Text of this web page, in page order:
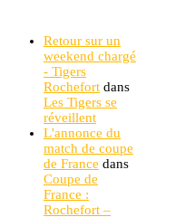
Retour sur un
weekend chargé
- Tigers
Rochefort dans
Les Tigers se
réveillent
L'annonce du
match de coupe
de France dans
Coupe de
France :
Rochefort –